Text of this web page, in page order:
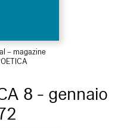
– magazine
8 - gennaio